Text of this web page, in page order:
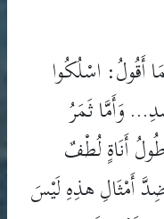
٢٢-٢٦ «وَإِنَّمَا أَقُولُ: اسْلُكُوا
وَأَمَّا ثَمَرُ
أَنَاةٍ لُطْفٌ
أَمْثَالِ هذِهِ لَيْسَ